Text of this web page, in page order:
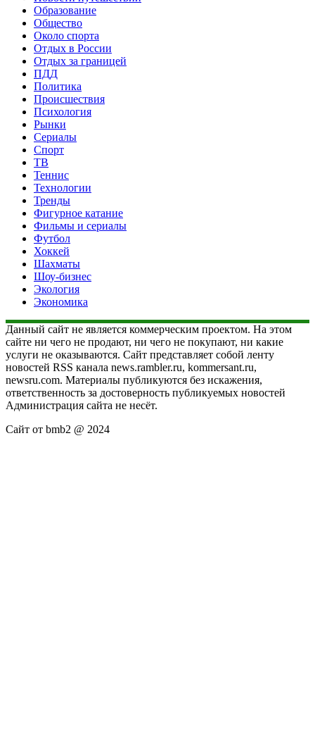
Образование
Общество
Около спорта
Отдых в России
Отдых за границей
ПДД
Политика
Происшествия
Психология
Рынки
Сериалы
Спорт
ТВ
Теннис
Технологии
Тренды
Фигурное катание
Фильмы и сериалы
Футбол
Хоккей
Шахматы
Шоу-бизнес
Экология
Экономика
Данный сайт не является коммерческим проектом. На этом
сайте ни чего не продают, ни чего не покупают, ни какие
услуги не оказываются. Сайт представляет собой ленту
новостей RSS канала news.rambler.ru, kommersant.ru,
newsru.com. Материалы публикуются без искажения,
ответственность за достоверность публикуемых новостей
Администрация сайта не несёт.
Сайт от bmb2 @ 2024